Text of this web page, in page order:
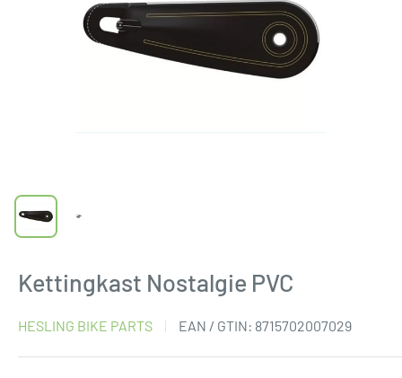
Kettingkast Nostalgie PVC
HESLING BIKE PARTS EAN / GTIN: 8715702007029